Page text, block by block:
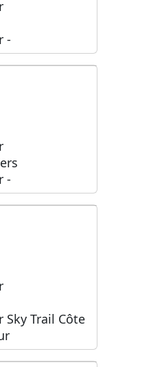
-
-
Sky Trail Côte